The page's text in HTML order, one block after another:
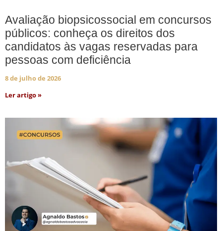
Avaliação biopsicossocial em concursos
públicos: conheça os direitos dos
candidatos às vagas reservadas para
pessoas com deficiência
8 de julho de 2026
Ler artigo »